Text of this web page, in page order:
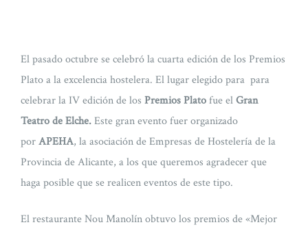
El pasado octubre se celebró la cuarta edición de los Premios
Plato a la excelencia hostelera. El lugar elegido para para
celebrar la IV edición de los Premios Platofue elGran
Teatro de Elche.Este gran evento fuer organizado
porAPEHA, la asociación de Empresas de Hostelería de la
Provincia de Alicante, a los que queremos agradecer que
haga posible que se realicen eventos de este tipo.
El restaurante Nou Manolín obtuvo los premios de «Mejor